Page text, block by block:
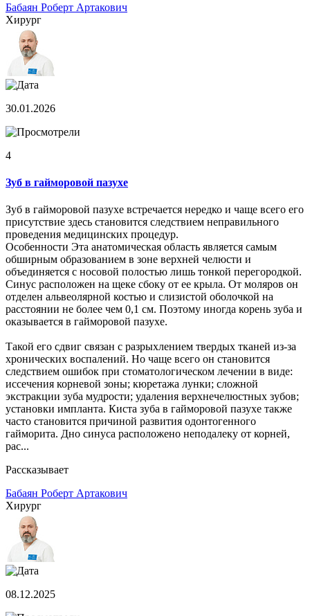
Бабаян Роберт Артакович
Хирург
30.01.2026
4
Зуб в гайморовой пазухе
Зуб в гайморовой пазухе встречается нередко и чаще всего его
присутствие здесь становится следствием неправильного
проведения медицинских процедур.
Особенности Эта анатомическая область является самым
обширным образованием в зоне верхней челюсти и
объединяется с носовой полостью лишь тонкой перегородкой.
Синус расположен на щеке сбоку от ее крыла. От моляров он
отделен альвеолярной костью и слизистой оболочкой на
расстоянии не более чем 0,1 см. Поэтому иногда корень зуба и
оказывается в гайморовой пазухе.
Такой его сдвиг связан с разрыхлением твердых тканей из-за
хронических воспалений. Но чаще всего он становится
следствием ошибок при стоматологическом лечении в виде:
иссечения корневой зоны; кюретажа лунки; сложной
экстракции зуба мудрости; удаления верхнечелюстных зубов;
установки импланта. Киста зуба в гайморовой пазухе также
часто становится причиной развития одонтогенного
гайморита. Дно синуса расположено неподалеку от корней,
рас...
Рассказывает
Бабаян Роберт Артакович
Хирург
08.12.2025